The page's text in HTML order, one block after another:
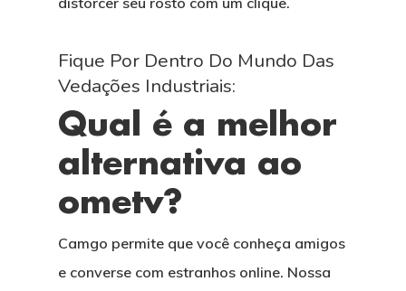
Fique Por Dentro Do Mundo Das
Vedações Industriais:
Qual é a melhor
alternativa ao
ometv?
Camgo permite que você conheça amigos
e converse com estranhos online. Nossa